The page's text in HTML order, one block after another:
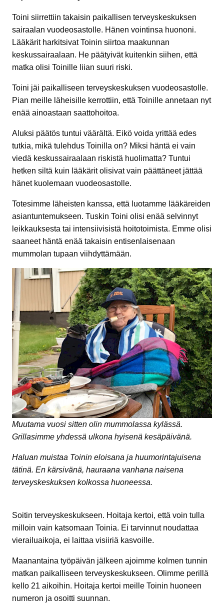
Toini siirrettiin takaisin paikallisen terveyskeskuksen
sairaalan vuodeosastolle. Hänen vointinsa huononi.
Lääkärit harkitsivat Toinin siirtoa maakunnan
keskussairaalaan. He päätyivät kuitenkin siihen, että
matka olisi Toinille liian suuri riski.
Toini jäi paikalliseen terveyskeskuksen vuodeosastolle.
Pian meille läheisille kerrottiin, että Toinille annetaan nyt
enää ainoastaan saattohoitoa.
Aluksi päätös tuntui väärältä. Eikö voida yrittää edes
tutkia, mikä tulehdus Toinilla on? Miksi häntä ei vain
viedä keskussairaalaan riskistä huolimatta? Tuntui
hetken siltä kuin lääkärit olisivat vain päättäneet jättää
hänet kuolemaan vuodeosastolle.
Totesimme läheisten kanssa, että luotamme lääkäreiden
asiantuntemukseen. Tuskin Toini olisi enää selvinnyt
leikkauksesta tai intensiivisistä hoitotoimista. Emme olisi
saaneet häntä enää takaisin entisenlaisenaan
mummolan tupaan viihdyttämään.
Muutama vuosi sitten olin mummolassa kylässä.
Grillasimme yhdessä ulkona hyisenä kesäpäivänä.
Haluan muistaa Toinin eloisana ja huumorintajuisena
tätinä. En kärsivänä, hauraana vanhana naisena
terveyskeskuksen kolkossa huoneessa.
Soitin terveyskeskukseen. Hoitaja kertoi, että voin tulla
milloin vain katsomaan Toinia. Ei tarvinnut noudattaa
vierailuaikoja, ei laittaa visiiriä kasvoille.
Maanantaina työpäivän jälkeen ajoimme kolmen tunnin
matkan paikalliseen terveyskeskukseen. Olimme perillä
kello 21 aikoihin. Hoitaja kertoi meille Toinin huoneen
numeron ja osoitti suunnan.